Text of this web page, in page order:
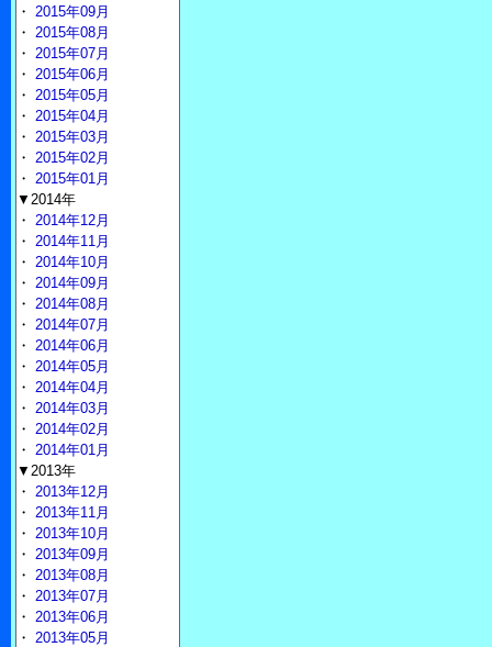
・ 2015年09月
・ 2015年08月
・ 2015年07月
・ 2015年06月
・ 2015年05月
・ 2015年04月
・ 2015年03月
・ 2015年02月
・ 2015年01月
▼2014年
・ 2014年12月
・ 2014年11月
・ 2014年10月
・ 2014年09月
・ 2014年08月
・ 2014年07月
・ 2014年06月
・ 2014年05月
・ 2014年04月
・ 2014年03月
・ 2014年02月
・ 2014年01月
▼2013年
・ 2013年12月
・ 2013年11月
・ 2013年10月
・ 2013年09月
・ 2013年08月
・ 2013年07月
・ 2013年06月
・ 2013年05月